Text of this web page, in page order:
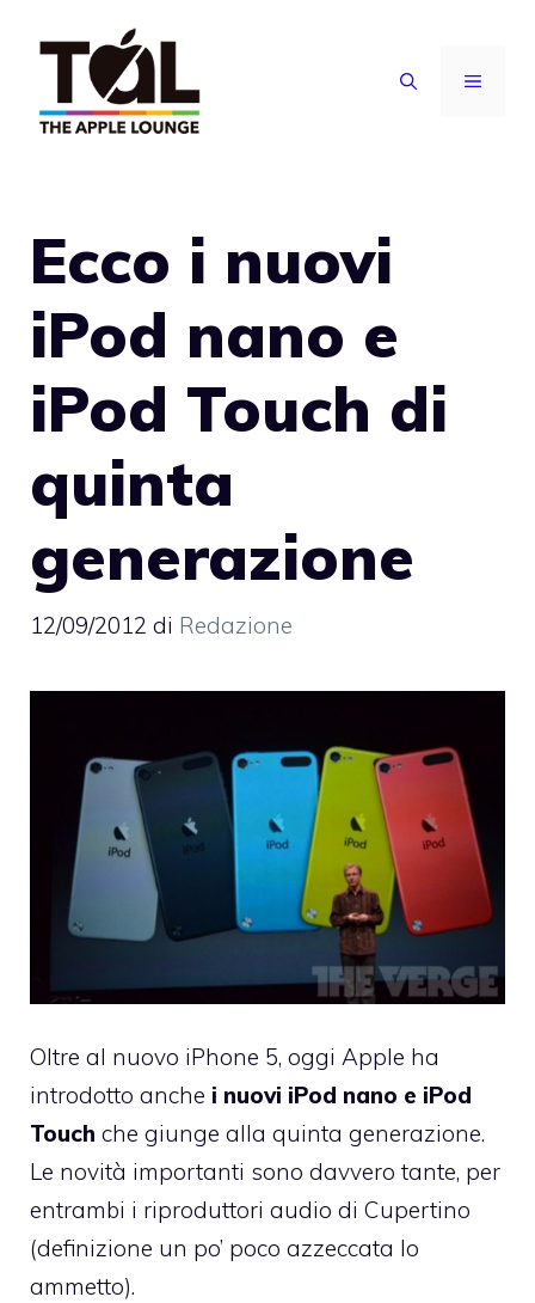
contenuto
MENU
Ecco i nuovi
iPod nano e
iPod Touch di
quinta
generazione
12/09/2012 di Redazione
Oltre al nuovo iPhone 5, oggi Apple ha
introdotto anche i nuovi iPod nano e iPod
Touch che giunge alla quinta generazione.
Le novità importanti sono davvero tante, per
entrambi i riproduttori audio di Cupertino
(definizione un po’ poco azzeccata lo
ammetto).